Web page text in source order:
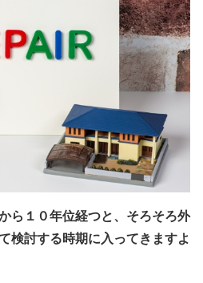
ら１０年位経つと、そろそろ外
検討する時期に入ってきますよ